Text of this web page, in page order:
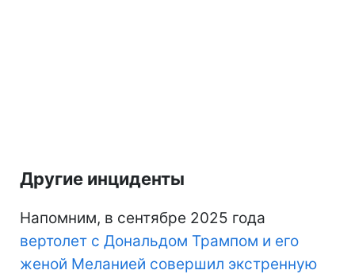
Другие инциденты
Напомним, в сентябре 2025 года
вертолет с Дональдом Трампом и его
женой Меланией совершил экстренную